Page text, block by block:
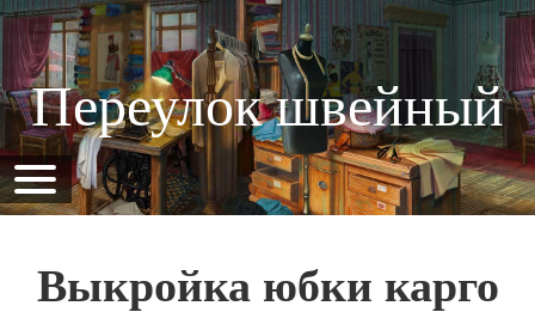
Переулок швейный
Выкройка юбки карго